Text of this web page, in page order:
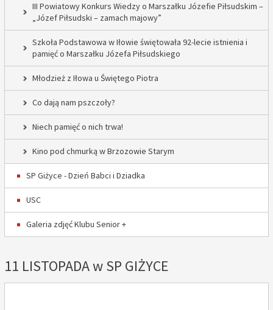
III Powiatowy Konkurs Wiedzy o Marszałku Józefie Piłsudskim –
„Józef Piłsudski – zamach majowy”
Szkoła Podstawowa w Iłowie świętowała 92-lecie istnienia i
pamięć o Marszałku Józefa Piłsudskiego
Młodzież z Iłowa u Świętego Piotra
Co dają nam pszczoły?
Niech pamięć o nich trwa!
Kino pod chmurką w Brzozowie Starym
SP Giżyce - Dzień Babci i Dziadka
USC
Galeria zdjęć Klubu Senior +
11 LISTOPADA w SP GIŻYCE